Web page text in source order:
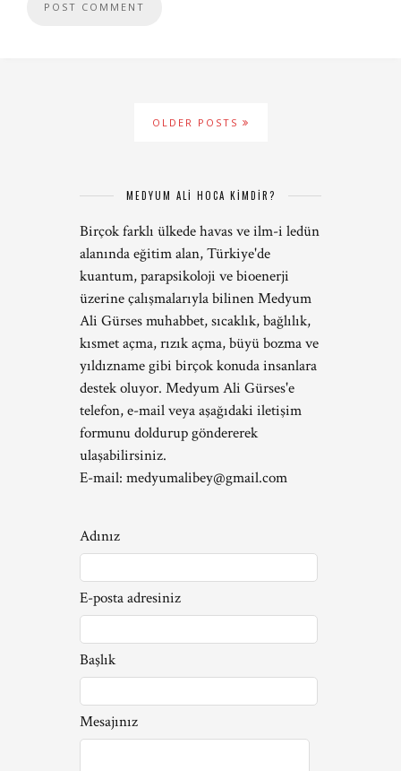
OLDER POSTS
MEDYUM ALİ HOCA KİMDİR?
Birçok farklı ülkede havas ve ilm-i ledün
alanında eğitim alan, Türkiye'de
kuantum, parapsikoloji ve bioenerji
üzerine çalışmalarıyla bilinen Medyum
Ali Gürses muhabbet, sıcaklık, bağlılık,
kısmet açma, rızık açma, büyü bozma ve
yıldızname gibi birçok konuda insanlara
destek oluyor. Medyum Ali Gürses'e
telefon, e-mail veya aşağıdaki iletişim
formunu doldurup göndererek
ulaşabilirsiniz.
E-mail: medyumalibey@gmail.com
Adınız
E-posta adresiniz
Başlık
Mesajınız